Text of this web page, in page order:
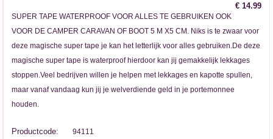
€ 14.99
SUPER TAPE WATERPROOF VOOR ALLES TE GEBRUIKEN OOK
VOOR DE CAMPER CARAVAN OF BOOT 5 M X5 CM. Niks is te zwaar voor
deze magische super tape je kan het letterlijk voor alles gebruiken.De deze
magische super tape is waterproof hierdoor kan jij gemakkelijk lekkages
stoppen.Veel bedrijven willen je helpen met lekkages en kapotte spullen,
maar vanaf vandaag kun jij je welverdiende geld in je portemonnee
houden.
Productcode: 94111